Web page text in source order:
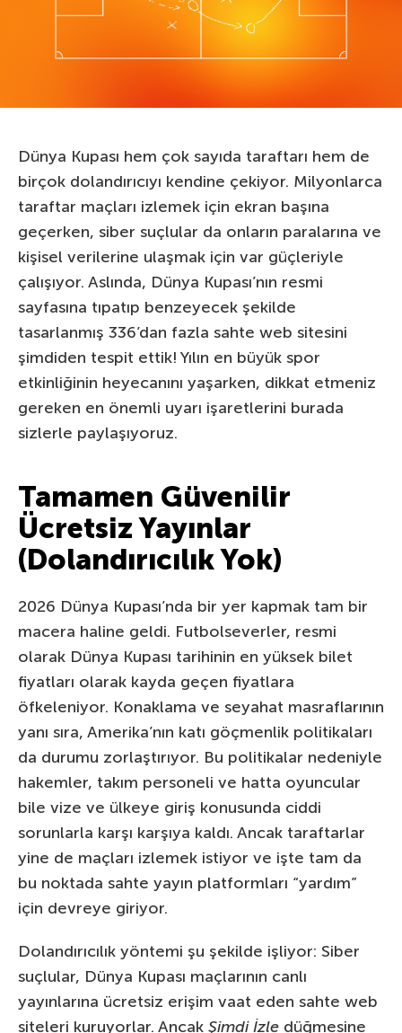
Dünya Kupası hem çok sayıda taraftarı hem de
birçok dolandırıcıyı kendine çekiyor. Milyonlarca
taraftar maçları izlemek için ekran başına
geçerken, siber suçlular da onların paralarına ve
kişisel verilerine ulaşmak için var güçleriyle
çalışıyor. Aslında, Dünya Kupası’nın resmi
sayfasına tıpatıp benzeyecek şekilde
tasarlanmış 336’dan fazla sahte web sitesini
şimdiden tespit ettik! Yılın en büyük spor
etkinliğinin heyecanını yaşarken, dikkat etmeniz
gereken en önemli uyarı işaretlerini burada
sizlerle paylaşıyoruz.
Tamamen Güvenilir
Ücretsiz Yayınlar
(Dolandırıcılık Yok)
2026 Dünya Kupası’nda bir yer kapmak tam bir
macera haline geldi. Futbolseverler, resmi
olarak Dünya Kupası tarihinin en yüksek bilet
fiyatları olarak kayda geçen fiyatlara
öfkeleniyor. Konaklama ve seyahat masraflarının
yanı sıra, Amerika’nın katı göçmenlik politikaları
da durumu zorlaştırıyor. Bu politikalar nedeniyle
hakemler, takım personeli ve hatta oyuncular
bile vize ve ülkeye giriş konusunda ciddi
sorunlarla karşı karşıya kaldı. Ancak taraftarlar
yine de maçları izlemek istiyor ve işte tam da
bu noktada sahte yayın platformları “yardım”
için devreye giriyor.
Dolandırıcılık yöntemi şu şekilde işliyor: Siber
suçlular, Dünya Kupası maçlarının canlı
yayınlarına ücretsiz erişim vaat eden sahte web
siteleri kuruyorlar. Ancak Şimdi İzle düğmesine